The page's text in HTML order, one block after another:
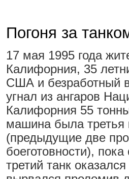
Погоня за
17 мая 1995 года
Калифорния, 35
США и безработный
угнал из ангаров
Калифорния 55
машина была третья
(предыдущие две
боеготовности),
третий танк